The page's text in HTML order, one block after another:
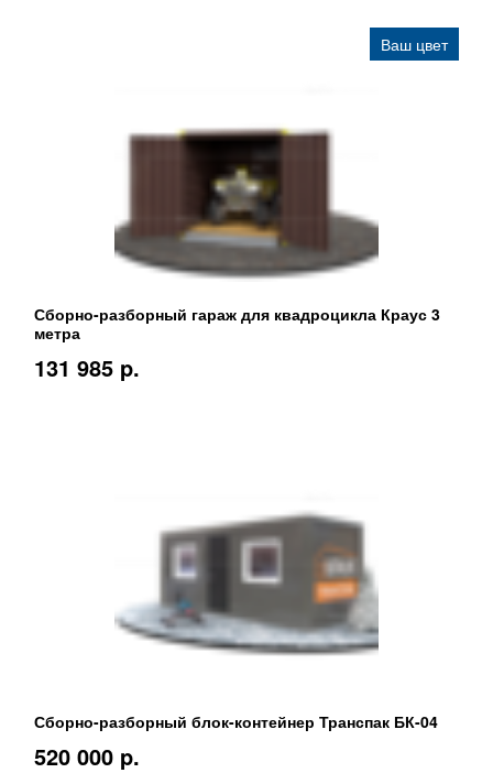
Ваш цвет
Сборно-разборный гараж для квадроцикла Краус 3
метра
131 985 p.
Сборно-разборный блок-контейнер Транспак БК-04
520 000 p.